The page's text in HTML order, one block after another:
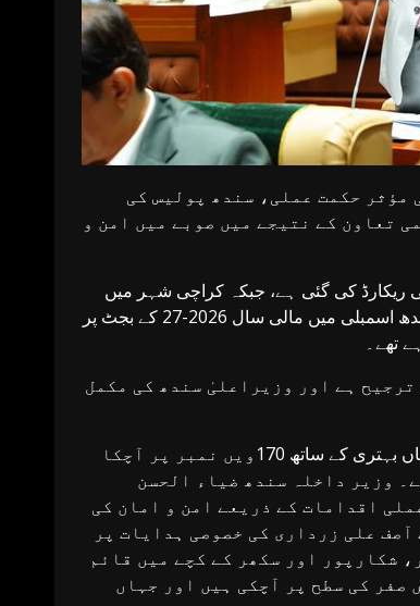
مؤثر حکمت عملی، سندھ پولیس کی
تعاون کے نتیجے میں صوبے میں امن و
فیصد جبکہ دہشت گردی کے واقعات میں 80 فیصد کمی ریکارڈ کی گئی ہے، جبکہ کراچی شہر میں
جرائم کی شرح گزشتہ کئی برسوں کی کم ترین سطح پر پہنچ چکی ہے۔ وہ سندھ اسمبلی میں مالی سال 2026-27 کے بجٹ پر
تھے۔
ہے اور وزیراعلیٰ سندھ کی مکمل
انہوں نے کہا کہ کراچی عالمی سطح پر خطرناک شہروں کی فہرست میں نمایاں بہتری کے ساتھ 170ویں نمبر پر آچکا
وزیر داخلہ سندھ ضیاء الحسن
اقدامات کے ذریعے امن و امان کی
علی زرداری کی خصوصی ہدایات پر
شکارپور اور سکھر کے کچے میں قائم
صفر کی سطح پر آچکی ہیں اور جہاں